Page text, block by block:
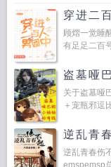
穿进二
顾熠一觉睡
有足足二百
盗墓哑
关于盗墓哑
＋宠瓶邪逗
逆乱青
逆乱青春伤
emspemsp